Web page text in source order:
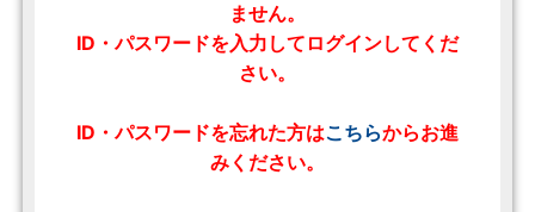
ません。
ID・パスワードを入力してログインしてくだ
さい。
ID・パスワードを忘れた方はこちらからお進
みください。